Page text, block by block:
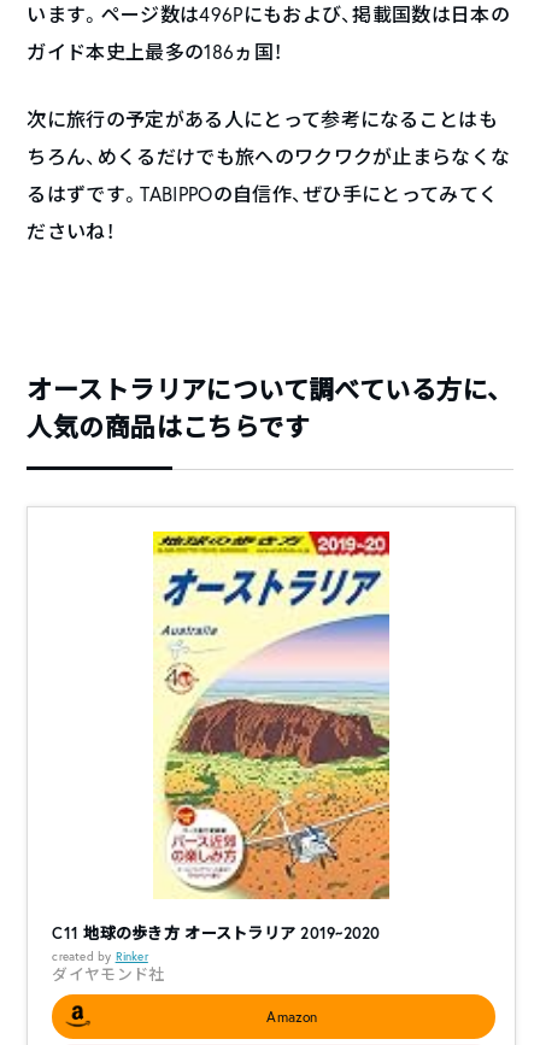
います。ページ数は496Pにもおよび、掲載国数は日本の
ガイド本史上最多の186ヵ国！
次に旅行の予定がある人にとって参考になることはも
ちろん、めくるだけでも旅へのワクワクが止まらなくな
るはずです。TABIPPOの自信作、ぜひ手にとってみてく
ださいね！
オーストラリアについて調べている方に、
人気の商品はこちらです
C11 地球の歩き方 オーストラリア 2019~2020
created by Rinker
ダイヤモンド社
Amazon